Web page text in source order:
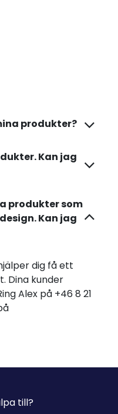
produkter?
Kan jag
produkter som
Kan jag
dig få ett
Dina kunder
Alex på +46 8 21
till?